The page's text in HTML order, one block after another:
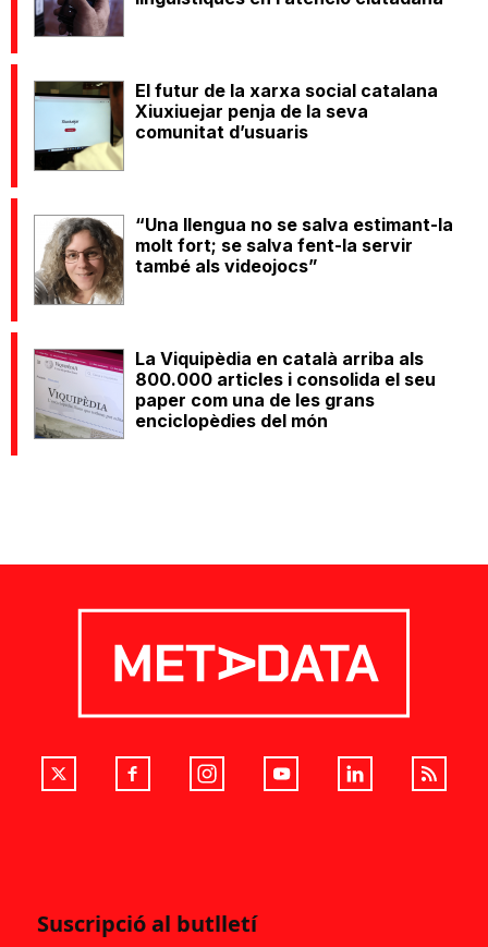
El futur de la xarxa social catalana
Xiuxiuejar penja de la seva
comunitat d’usuaris
“Una llengua no se salva estimant-la
molt fort; se salva fent-la servir
també als videojocs”
La Viquipèdia en català arriba als
800.000 articles i consolida el seu
paper com una de les grans
enciclopèdies del món
Suscripció al butlletí